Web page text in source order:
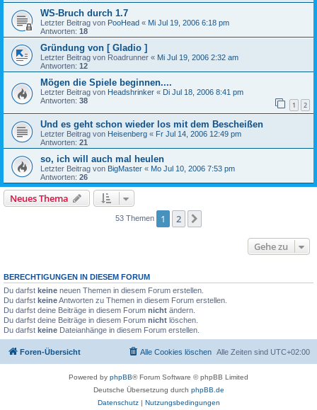
WS-Bruch durch 1.7
Letzter Beitrag von PooHead « Mi Jul 19, 2006 6:18 pm
Antworten: 18
Gründung von [ Gladio ]
Letzter Beitrag von Roadrunner « Mi Jul 19, 2006 2:32 am
Antworten: 12
Mögen die Spiele beginnen....
Letzter Beitrag von Headshrinker « Di Jul 18, 2006 8:41 pm
Antworten: 38 1 2
Und es geht schon wieder los mit dem Bescheißen
Letzter Beitrag von Heisenberg « Fr Jul 14, 2006 12:49 pm
Antworten: 21
so, ich will auch mal heulen
Letzter Beitrag von BigMaster « Mo Jul 10, 2006 7:53 pm
Antworten: 26
Neues Thema
53 Themen 1 2
Gehe zu
BERECHTIGUNGEN IN DIESEM FORUM
Du darfst keine neuen Themen in diesem Forum erstellen.
Du darfst keineAntworten zu Themen in diesem Forum erstellen.
Du darfst deine Beiträge in diesem Forum nicht ändern.
Du darfst deine Beiträge in diesem Forum nicht löschen.
Du darfst keine Dateianhänge in diesem Forum erstellen.
Foren-Übersicht Alle Zeiten sind UTC+02:00
Alle Cookies löschen
Powered by phpBB® Forum Software © phpBB Limited
Deutsche Übersetzung durch phpBB.de
Datenschutz| Nutzungsbedingungen